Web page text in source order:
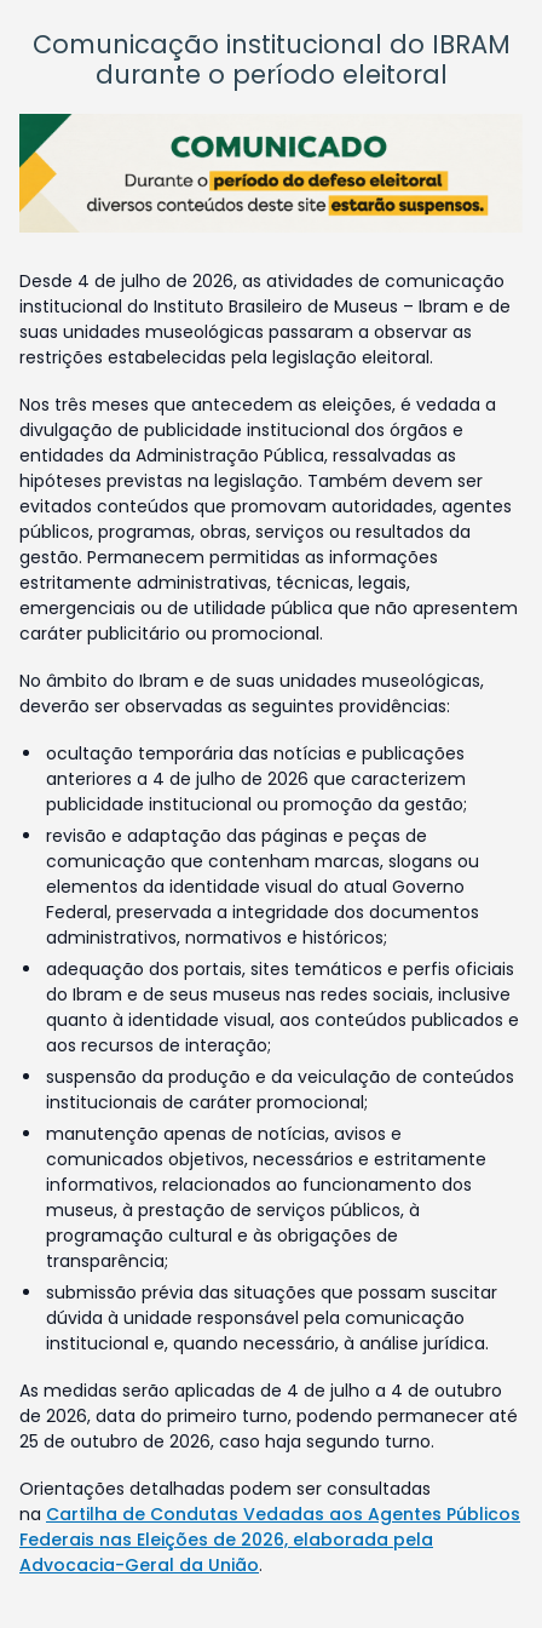
Comunicação institucional do IBRAM
durante o período eleitoral
Desde 4 de julho de 2026, as atividades de comunicação
institucional do Instituto Brasileiro de Museus – Ibram e de
suas unidades museológicas passaram a observar as
restrições estabelecidas pela legislação eleitoral.
Nos três meses que antecedem as eleições, é vedada a
divulgação de publicidade institucional dos órgãos e
entidades da Administração Pública, ressalvadas as
hipóteses previstas na legislação. Também devem ser
evitados conteúdos que promovam autoridades, agentes
públicos, programas, obras, serviços ou resultados da
gestão. Permanecem permitidas as informações
estritamente administrativas, técnicas, legais,
emergenciais ou de utilidade pública que não apresentem
caráter publicitário ou promocional.
No âmbito do Ibram e de suas unidades museológicas,
deverão ser observadas as seguintes providências:
ocultação temporária das notícias e publicações
anteriores a 4 de julho de 2026 que caracterizem
publicidade institucional ou promoção da gestão;
revisão e adaptação das páginas e peças de
comunicação que contenham marcas, slogans ou
elementos da identidade visual do atual Governo
Federal, preservada a integridade dos documentos
administrativos, normativos e históricos;
adequação dos portais, sites temáticos e perfis oficiais
do Ibram e de seus museus nas redes sociais, inclusive
quanto à identidade visual, aos conteúdos publicados e
aos recursos de interação;
suspensão da produção e da veiculação de conteúdos
institucionais de caráter promocional;
manutenção apenas de notícias, avisos e
comunicados objetivos, necessários e estritamente
informativos, relacionados ao funcionamento dos
museus, à prestação de serviços públicos, à
programação cultural e às obrigações de
transparência;
submissão prévia das situações que possam suscitar
dúvida à unidade responsável pela comunicação
institucional e, quando necessário, à análise jurídica.
As medidas serão aplicadas de 4 de julho a 4 de outubro
de 2026, data do primeiro turno, podendo permanecer até
25 de outubro de 2026, caso haja segundo turno.
Orientações detalhadas podem ser consultadas
na Cartilha de Condutas Vedadas aos Agentes Públicos
Federais nas Eleições de 2026, elaborada pela
Advocacia-Geral da União.